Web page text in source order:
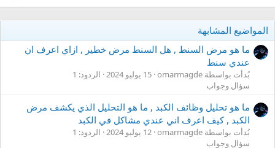
المواضيع المشابهة
ما هو مرض السنط , هل السنط مرض خطير , ازاي اعرف ان
عندي سنط
بُدأت بواسطة omarmagde 15 يوليو 2024
الردود: 1
سؤال وجواب
ما هو تحليل وظائف الكبد , ما هو التحليل الذي يكشف مرض
الكبد , كيف اعرف اني عندي مشاكل في الكبد
بُدأت بواسطة omarmagde 12 يوليو 2024
الردود: 1
سؤال وجواب